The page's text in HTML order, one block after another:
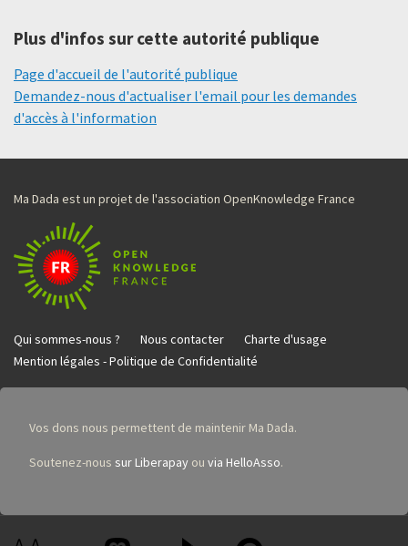
Plus d'infos sur cette autorité publique
Page d'accueil de l'autorité publique
Demandez-nous d'actualiser l'email pour les demandes
d'accès à l'information
Ma Dada est un projet de l'association OpenKnowledge France
Qui sommes-nous ? Nous contacter
Charte d'usage
Mention légales - Politique de Confidentialité
Vos dons nous permettent de maintenir Ma Dada.
Soutenez-nous sur Liberapay ou via HelloAsso.